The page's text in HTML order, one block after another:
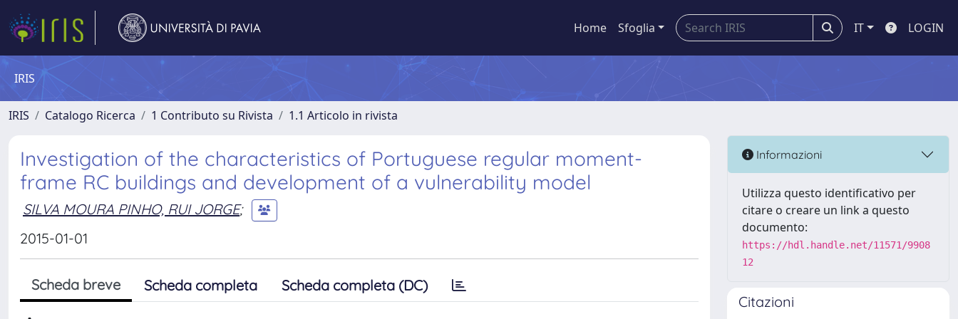
Home Sfoglia IT LOGIN
IRIS
IRIS Catalogo Ricerca 1 Contributo su Rivista 1.1 Articolo in rivista
Investigation of the characteristics of Portuguese regular moment-
frame RC buildings and development of a vulnerability model
SILVA MOURA PINHO, RUI JORGE;
2015-01-01
Scheda breve Scheda completa Scheda completa (DC)
Informazioni
Utilizza questo identificativo per
citare o creare un link a questo
documento:
https://hdl.handle.net/11571/9908
12
Citazioni